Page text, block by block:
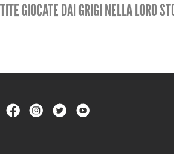
GIOCATE DAI GRIGI NELLA LORO